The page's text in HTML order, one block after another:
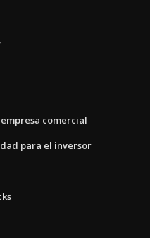
comercial
para el inversor